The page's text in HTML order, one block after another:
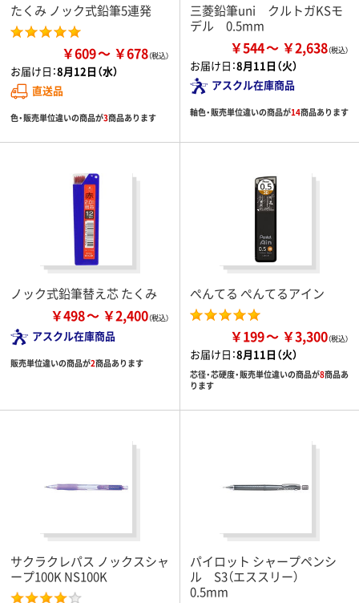
たくみ ノック式鉛筆5連発
￥609 ￥678
お届け日：8月12日（水）
直送品
色・販売単位違いの商品が3商品あります
三菱鉛筆uni クルトガKSモ
デル 0.5mm
￥544 ￥2,638
お届け日：8月11日（火）
アスクル在庫商品
軸色・販売単位違いの商品が14商品あります
ノック式鉛筆替え芯 たくみ
￥498 ￥2,400
アスクル在庫商品
販売単位違いの商品が2商品あります
ぺんてる ぺんてるアイン
￥199 ￥3,300
お届け日：8月11日（火）
芯径・芯硬度・販売単位違いの商品が8商品あ
ります
サクラクレパス ノックスシャ
ープ100K NS100K
パイロット シャープペンシ
ル S3（エススリー）
0.5mm